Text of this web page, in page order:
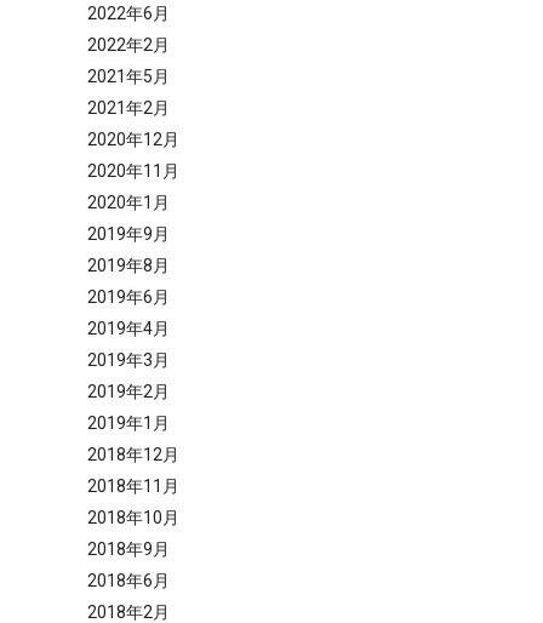
2022年6月
2022年2月
2021年5月
2021年2月
2020年12月
2020年11月
2020年1月
2019年9月
2019年8月
2019年6月
2019年4月
2019年3月
2019年2月
2019年1月
2018年12月
2018年11月
2018年10月
2018年9月
2018年6月
2018年2月